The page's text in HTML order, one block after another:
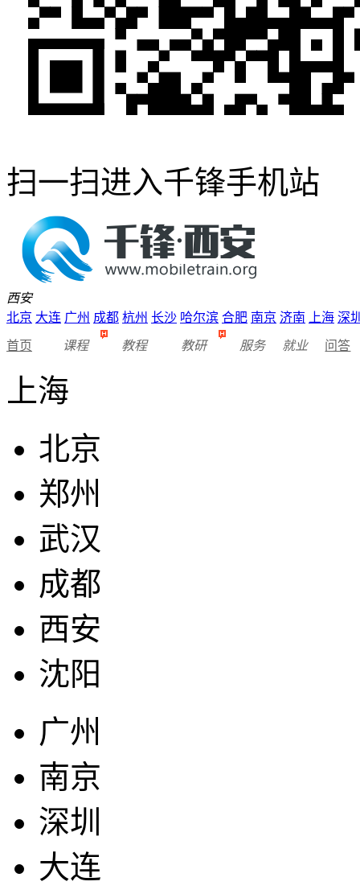
扫一扫进入千锋手机站
西安
北京 大连 广州 成都 杭州 长沙 哈尔滨 合肥 南京 济南 上海 深
首页 课程 教程 教研 服务 就业 问答
上海
北京
郑州
武汉
成都
西安
沈阳
广州
南京
深圳
大连